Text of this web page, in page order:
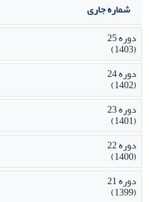
شماره جاری
دوره 25
(1403)
دوره 24
(1402)
دوره 23
(1401)
دوره 22
(1400)
دوره 21
(1399)